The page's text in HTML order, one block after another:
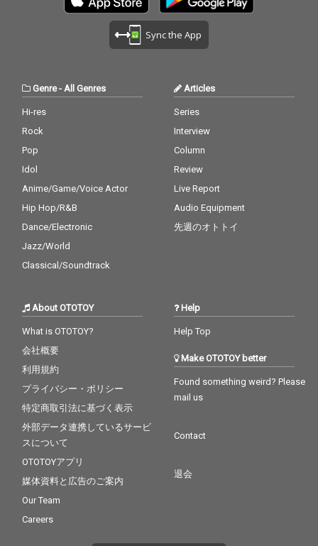
Sync the App
Genre- All Genres
Hi-res
Rock
Pop
Idol
Anime/Game/Voice Actor
Hip Hop/R&B
Dance/Electronic
Jazz/World
Classical/Soundtrack
Articles
Series
Interview
Column
Review
Live Report
Audio Equipment
先週のオトトイ
About OTOTOY
What is OTOTOY?
会社概要
利用規約
プライバシー・ポリシー
特定商取引法に基づく表示
外部データ連携しているサービ
スについて
OTOTOYアプリ
媒体資料と広告のご案内
Our Team
Careers
Help
Help Top
Make OTOTOY better
Found something weird? Please
mail us
Contact
退会